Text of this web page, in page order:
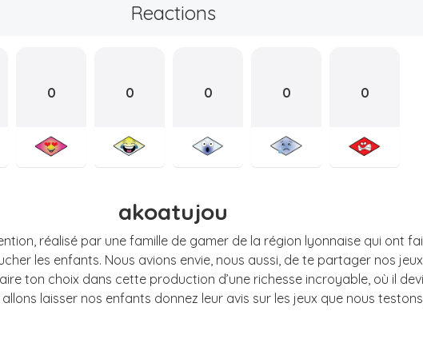
Reactions
0 0 0 0 0
akoatujou
réalisé par une famille de gamer de la région lyonnaise qui ont
les enfants. Nous avions envie, nous aussi, de te partager nos
ton choix dans cette production d’une richesse incroyable, où il
laisser nos enfants donnez leur avis sur les jeux que nous